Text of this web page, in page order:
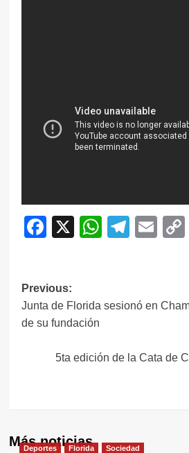
Facebook
X
Navegación
de
Previous:
Junta de Florida sesionó en
de su fundación
5ta edición de la Cata de
Más noticias
Deportes Florida Sociedad